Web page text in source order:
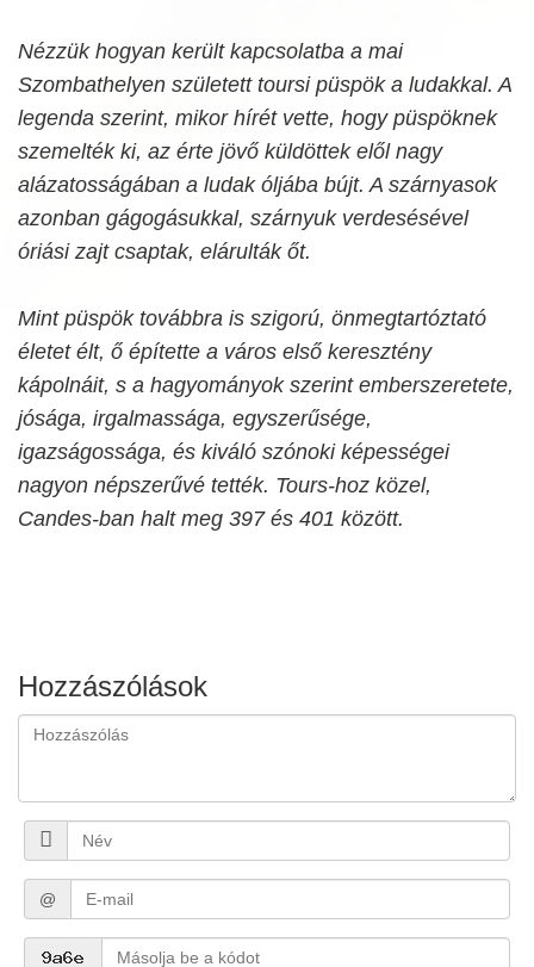
Nézzük hogyan került kapcsolatba a mai
Szombathelyen született toursi püspök a ludakkal. A
legenda szerint, mikor hírét vette, hogy püspöknek
szemelték ki, az érte jövő küldöttek elől nagy
alázatosságában a ludak óljába bújt. A szárnyasok
azonban gágogásukkal, szárnyuk verdesésével
óriási zajt csaptak, elárulták őt.
Mint püspök továbbra is szigorú, önmegtartóztató
életet élt, ő építette a város első keresztény
kápolnáit, s a hagyományok szerint emberszeretete,
jósága, irgalmassága, egyszerűsége,
igazságossága, és kiváló szónoki képességei
nagyon népszerűvé tették. Tours-hoz közel,
Candes-ban halt meg 397 és 401 között.
Hozzászólások
@